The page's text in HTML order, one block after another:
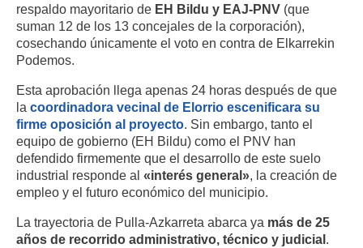
respaldo mayoritario de EH Bildu y EAJ-PNV (que
suman 12 de los 13 concejales de la corporación),
cosechando únicamente el voto en contra de Elkarrekin
Podemos.
Esta aprobación llega apenas 24 horas después de que
la coordinadora vecinal de Elorrio escenificara su
firme oposición al proyecto. Sin embargo, tanto el
equipo de gobierno (EH Bildu) como el PNV han
defendido firmemente que el desarrollo de este suelo
industrial responde al «interés general», la creación de
empleo y el futuro económico del municipio.
La trayectoria de Pulla-Azkarreta abarca ya más de 25
años de recorrido administrativo, técnico y judicial .